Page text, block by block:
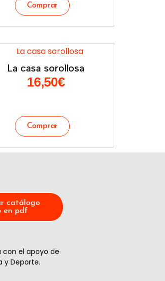
La casa sorollosa
16,50€
catálogo
en pdf
el apoyo de
y Deporte.